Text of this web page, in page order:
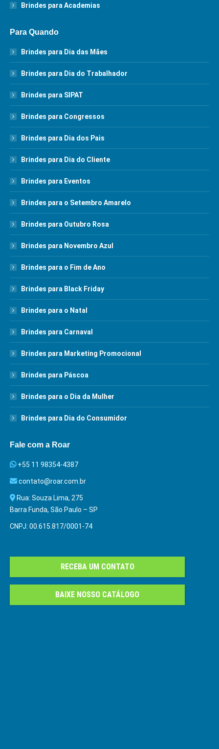
Brindes para Academias
Para Quando
Brindes para Dia das Mães
Brindes para Dia do Trabalhador
Brindes para SIPAT
Brindes para Congressos
Brindes para Dia dos Pais
Brindes para Dia do Cliente
Brindes para Eventos
Brindes para o Setembro Amarelo
Brindes para Outubro Rosa
Brindes para Novembro Azul
Brindes para o Fim de Ano
Brindes para Black Friday
Brindes para o Natal
Brindes para Carnaval
Brindes para Marketing Promocional
Brindes para Páscoa
Brindes para o Dia da Mulher
Brindes para Dia do Consumidor
Fale com a Roar
+55 11 98354-4387
contato@roar.com.br
Rua: Souza Lima, 275
Barra Funda, São Paulo – SP
CNPJ: 00.615.817/0001-74
RECEBA UM CONTATO
BAIXE NOSSO CATÁLOGO